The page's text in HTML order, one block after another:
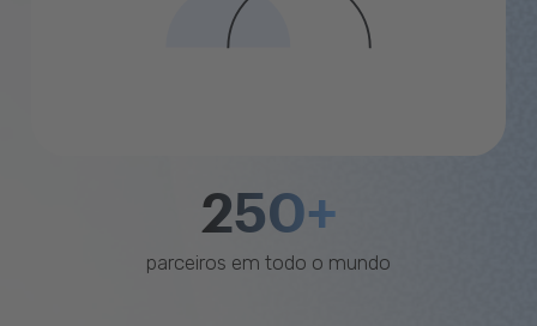
250+
parceiros em todo o mundo